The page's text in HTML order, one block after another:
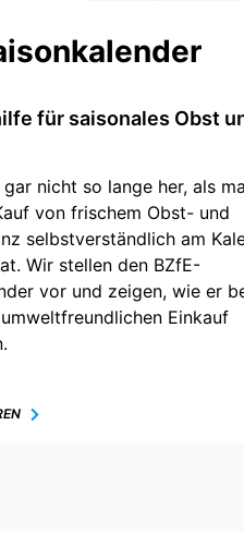
für saisonales Obst
nicht so lange her, als
von frischem Obst- und
selbstverständlich am
Wir stellen den BZfE-
vor und zeigen, wie er
Einkauf